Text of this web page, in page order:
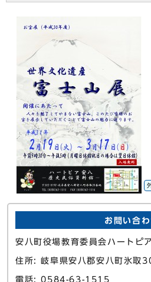
お問い合
安八町役場教育委員会ハートピ
住所: 岐阜県安八郡安八町氷取
電話: 0584-63-1515